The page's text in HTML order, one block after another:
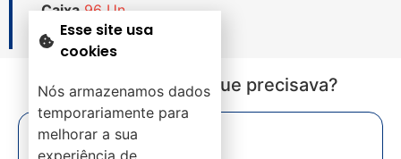
Caixa 96 Un.
Não encontrou o que precisava?
Esse site usa
cookies
Nós armazenamos dados
temporariamente para
melhorar a sua
experiência de